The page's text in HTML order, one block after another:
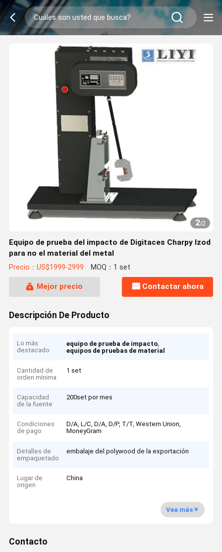
2/2
Equipo de prueba del impacto de Digitaces Charpy Izod
para no el material del metal
Precio：US$1999-2999 MOQ：1 set
Mejor precio Contactar ahora
Descripción De Producto
Lo más
destacado
equipo de prueba de impacto,
equipos de pruebas de material
Cantidad de
orden mínima
1 set
Capacidad
de la fuente
200set por mes
Condiciones
de pago
D/A, L/C, D/A, D/P, T/T, Western Union,
MoneyGram
Detalles de
empaquetado
embalaje del polywood de la exportación
Lugar de
origen
China
Vea más
Contacto